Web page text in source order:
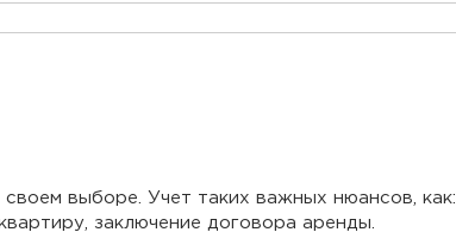
выборе. Учет таких важных нюансов, как:
заключение договора аренды.